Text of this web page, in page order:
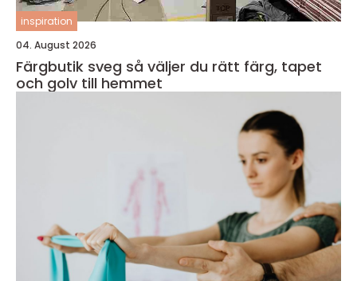
inspiration
04. August 2026
Färgbutik sveg så väljer du rätt färg, tapet
och golv till hemmet